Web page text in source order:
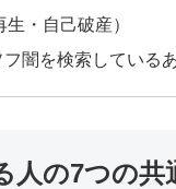
・自己破産）
闇を検索している
の7つの共